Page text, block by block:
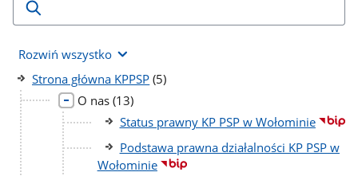
Rozwiń wszystko
Strona główna KPPSP liczba
(5)
O nas liczba
podstron
(13)
Status prawny KP PSP w Wołominie
Podstawa prawna działalności KP PSP w
Wołominie